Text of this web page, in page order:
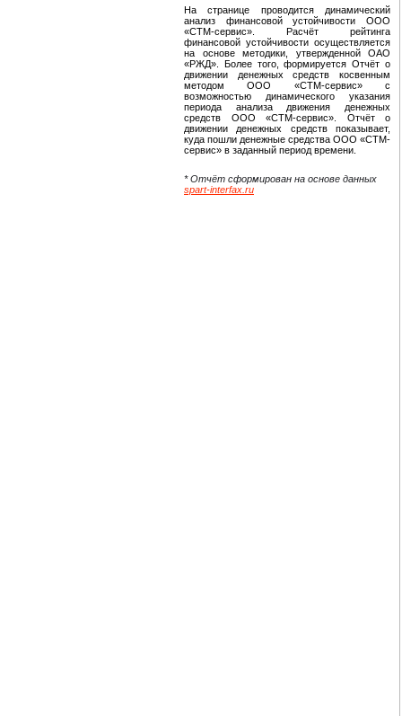
На странице проводится динамический
анализ финансовой устойчивости ООО
«СТМ-сервис». Расчёт рейтинга
финансовой устойчивости осуществляется
на основе методики, утвержденной ОАО
«РЖД». Более того, формируется Отчёт о
движении денежных средств косвенным
методом ООО «СТМ-сервис» с
возможностью динамического указания
периода анализа движения денежных
средств ООО «СТМ-сервис». Отчёт о
движении денежных средств показывает,
куда пошли денежные средства ООО «СТМ-
сервис» в заданный период времени.
* Отчёт сформирован на основе данных
spart-interfax.ru